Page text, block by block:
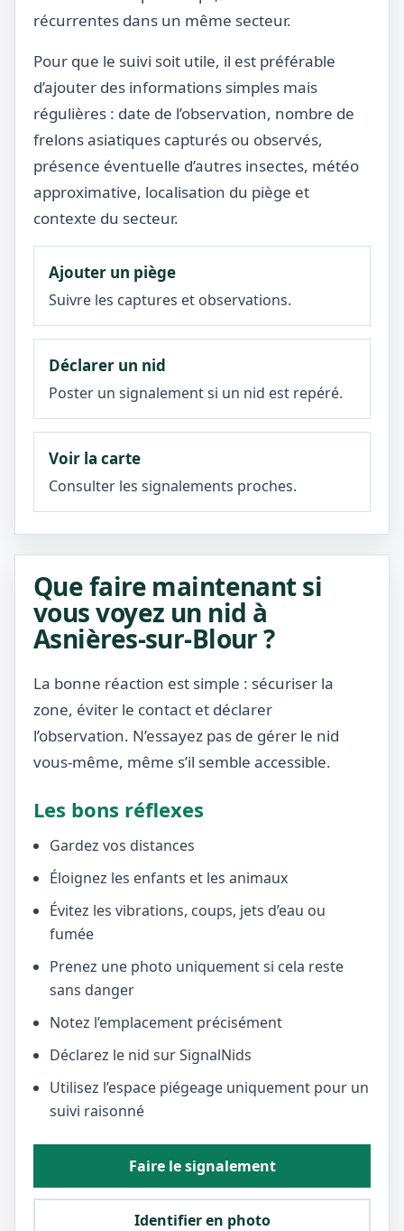
récurrentes dans un même secteur.
Pour que le suivi soit utile, il est préférable
d’ajouter des informations simples mais
régulières : date de l’observation, nombre de
frelons asiatiques capturés ou observés,
présence éventuelle d’autres insectes, météo
approximative, localisation du piège et
contexte du secteur.
Ajouter un piège
Suivre les captures et observations.
Déclarer un nid
Poster un signalement si un nid est repéré.
Voir la carte
Consulter les signalements proches.
Que faire maintenant si
vous voyez un nid à
Asnières-sur-Blour ?
La bonne réaction est simple : sécuriser la
zone, éviter le contact et déclarer
l’observation. N’essayez pas de gérer le nid
vous-même, même s’il semble accessible.
Les bons réflexes
Gardez vos distances
Éloignez les enfants et les animaux
Évitez les vibrations, coups, jets d’eau ou
fumée
Prenez une photo uniquement si cela reste
sans danger
Notez l’emplacement précisément
Déclarez le nid sur SignalNids
Utilisez l’espace piégeage uniquement pour un
suivi raisonné
Faire le signalement
Identifier en photo